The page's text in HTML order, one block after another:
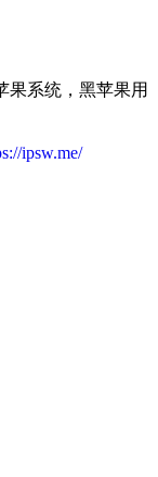
果系统，黑苹果用
ipsw.me/